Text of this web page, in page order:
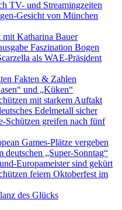
TV- und Streamingzeiten
Gesicht von München
Katharina Bauer
Faszination Bogen
als WAE-Präsident
Fakten & Zahlen
und „Küken“
mit starkem Auftakt
Edelmetall sicher
Schützen greifen nach fünf
Games-Plätze vergeben
„Super-Sonntag“
Europameister sind gekürt
feiern Oktoberfest im
des Glücks